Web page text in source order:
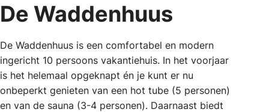
De Waddenhuus
De Waddenhuus is een comfortabel en modern
ingericht 10 persoons vakantiehuis. In het voorjaar
is het helemaal opgeknapt én je kunt er nu
onbeperkt genieten van een hot tube (5 personen)
en van de sauna (3-4 personen). Daarnaast biedt